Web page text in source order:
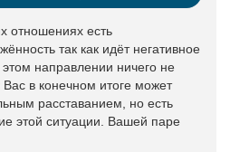
отношениях есть
так как идёт негативное
этом направлении ничего не
Вас в конечном итоге может
расставанием, но есть
этой ситуации. Вашей паре